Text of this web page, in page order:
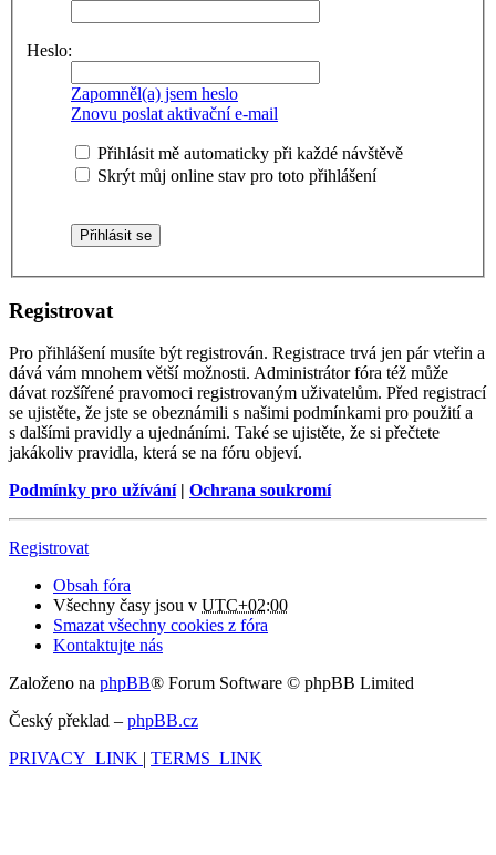
Heslo:
Zapomněl(a) jsem heslo
Znovu poslat aktivační e-mail
Přihlásit mě automaticky při každé návštěvě
Skrýt můj online stav pro toto přihlášení
Registrovat
Pro přihlášení musíte být registrován. Registrace trvá jen pár vteřin a
dává vám mnohem větší možnosti. Administrátor fóra též může
dávat rozšířené pravomoci registrovaným uživatelům. Před registrací
se ujistěte, že jste se obeznámili s našimi podmínkami pro použití a
s dalšími pravidly a ujednáními. Také se ujistěte, že si přečtete
jakákoliv pravidla, která se na fóru objeví.
Podmínky pro užívání| Ochrana soukromí
Registrovat
Obsah fóra
Všechny časy jsou v UTC+02:00
Smazat všechny cookies z fóra
Kontaktujte nás
Založeno na phpBB® Forum Software © phpBB Limited
Český překlad – phpBB.cz
PRIVACY_LINK | TERMS_LINK